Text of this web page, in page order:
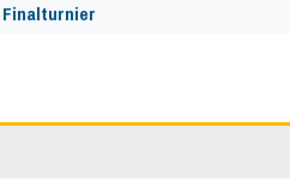
Finalturnier